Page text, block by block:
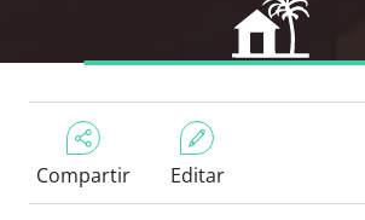
Compartir Editar